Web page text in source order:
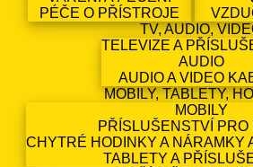
PÉČE O PŘÍSTROJE
TV, AUDIO,
TELEVIZE A
AUDIO
AUDIO A VIDEO
MOBILY, TABLETY,
MOBILY
PŘÍSLUŠENSTVÍ PRO
CHYTRÉ HODINKY A NÁRAMKY
TABLETY A